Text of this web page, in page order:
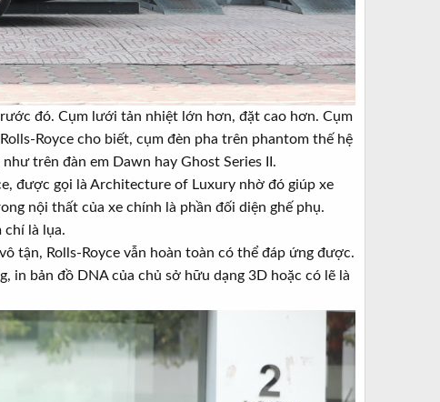
đó. Cụm lưới tản nhiệt lớn hơn, đặt cao hơn. Cụm
Royce cho biết, cụm đèn pha trên phantom thế hệ
trên đàn em Dawn hay Ghost Series II.
được gọi là Architecture of Luxury nhờ đó giúp xe
nội thất của xe chính là phần đối diện ghế phụ.
chí là lụa.
tận, Rolls-Royce vẫn hoàn toàn có thể đáp ứng được.
in bản đồ DNA của chủ sở hữu dạng 3D hoặc có lẽ là